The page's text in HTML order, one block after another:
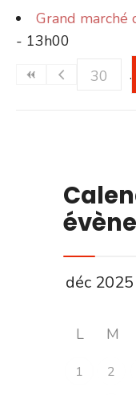
Grand marché
- 13h00
30
L M
1 2